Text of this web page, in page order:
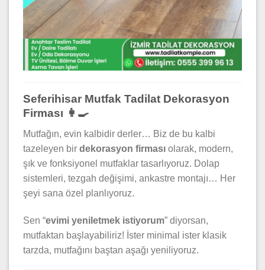
Seferihisar Mutfak Tadilat Dekorasyon
Firması 👩‍🍳
Mutfağın, evin kalbidir derler… Biz de bu kalbi
tazeleyen bir dekorasyon firması olarak, modern,
şık ve fonksiyonel mutfaklar tasarlıyoruz. Dolap
sistemleri, tezgah değişimi, ankastre montajı… Her
şeyi sana özel planlıyoruz.
Sen “evimi yeniletmek istiyorum” diyorsan,
mutfaktan başlayabiliriz! İster minimal ister klasik
tarzda, mutfağını baştan aşağı yeniliyoruz.